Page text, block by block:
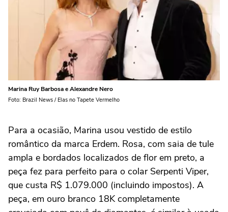
Marina Ruy Barbosa e Alexandre Nero
Foto: Brazil News / Elas no Tapete Vermelho
Para a ocasião, Marina usou vestido de estilo
romântico da marca Erdem. Rosa, com saia de tule
ampla e bordados localizados de flor em preto, a
peça fez para perfeito para o colar Serpenti Viper,
que custa R$ 1.079.000 (incluindo impostos). A
peça, em ouro branco 18K completamente